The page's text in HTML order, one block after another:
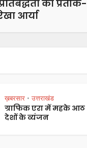
का प्रतीक-
आर्या
ख़बरसार • उत्तराखंड
ग्राफिक एरा में महके आठ
देशों के व्यंजन